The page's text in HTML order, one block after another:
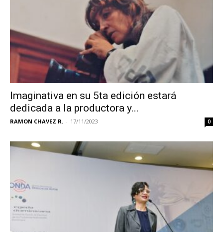
Imaginativa en su 5ta edición estará
dedicada a la productora y...
RAMON CHAVEZ R. - 17/11/2023 0